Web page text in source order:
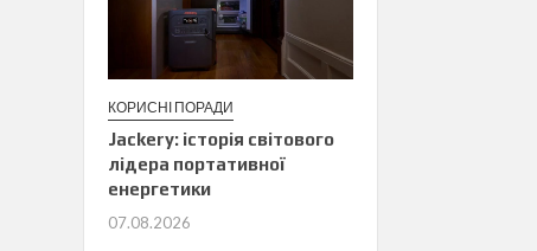
КОРИСНІ ПОРАДИ
Jackery: історія світового
лідера портативної
енергетики
07.08.2026